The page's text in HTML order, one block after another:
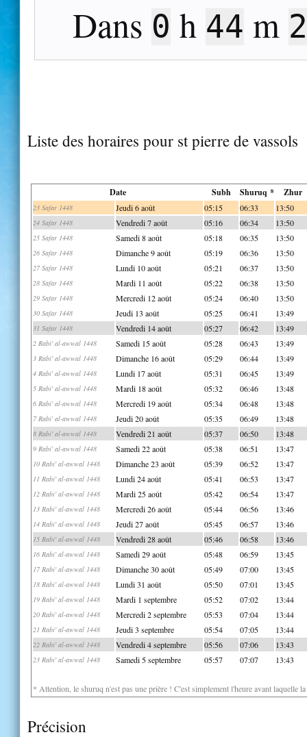
Dans 0 h 44 m
Liste des horaires pour st pierre de vassols
Date Subh Shuruq * Zhur
23 Safar 1448 Jeudi 6 août 05:15 06:33 13:50
24 Safar 1448 Vendredi 7 août 05:16 06:34 13:50
25 Safar 1448 Samedi 8 août 05:18 06:35 13:50
26 Safar 1448 Dimanche 9 août 05:19 06:36 13:50
27 Safar 1448 Lundi 10 août 05:21 06:37 13:50
28 Safar 1448 Mardi 11 août 05:22 06:38 13:50
29 Safar 1448 Mercredi 12 août 05:24 06:40 13:50
30 Safar 1448 Jeudi 13 août 05:25 06:41 13:49
31 Safar 1448 Vendredi 14 août 05:27 06:42 13:49
2 Rabi' al-awwal 1448 Samedi 15 août 05:28 06:43 13:49
3 Rabi' al-awwal 1448 Dimanche 16 août 05:29 06:44 13:49
4 Rabi' al-awwal 1448 Lundi 17 août 05:31 06:45 13:49
5 Rabi' al-awwal 1448 Mardi 18 août 05:32 06:46 13:48
6 Rabi' al-awwal 1448 Mercredi 19 août 05:34 06:48 13:48
7 Rabi' al-awwal 1448 Jeudi 20 août 05:35 06:49 13:48
8 Rabi' al-awwal 1448 Vendredi 21 août 05:37 06:50 13:48
9 Rabi' al-awwal 1448 Samedi 22 août 05:38 06:51 13:47
10 Rabi' al-awwal 1448 Dimanche 23 août 05:39 06:52 13:47
11 Rabi' al-awwal 1448 Lundi 24 août 05:41 06:53 13:47
12 Rabi' al-awwal 1448 Mardi 25 août 05:42 06:54 13:47
13 Rabi' al-awwal 1448 Mercredi 26 août 05:44 06:56 13:46
14 Rabi' al-awwal 1448 Jeudi 27 août 05:45 06:57 13:46
15 Rabi' al-awwal 1448 Vendredi 28 août 05:46 06:58 13:46
16 Rabi' al-awwal 1448 Samedi 29 août 05:48 06:59 13:45
17 Rabi' al-awwal 1448 Dimanche 30 août 05:49 07:00 13:45
18 Rabi' al-awwal 1448 Lundi 31 août 05:50 07:01 13:45
19 Rabi' al-awwal 1448 Mardi 1 septembre 05:52 07:02 13:44
20 Rabi' al-awwal 1448 Mercredi 2 septembre 05:53 07:04 13:44
21 Rabi' al-awwal 1448 Jeudi 3 septembre 05:54 07:05 13:44
22 Rabi' al-awwal 1448 Vendredi 4 septembre 05:56 07:06 13:43
23 Rabi' al-awwal 1448 Samedi 5 septembre 05:57 07:07 13:43
* Attention, le shuruq n'est pas une prière ! C'est simplement l'heure avant laquelle
Précision